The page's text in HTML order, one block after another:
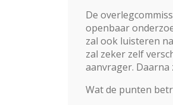
De
openbaar
zal ook luisteren
zal zeker zelf
aanvrager. Daarna
Wat de punten